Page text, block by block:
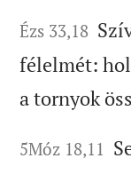
Ézs 33,18
félelmét:
a tornyok
5Móz 18,11